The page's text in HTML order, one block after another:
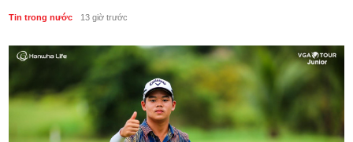
Tin trong nước 13 giờ trước